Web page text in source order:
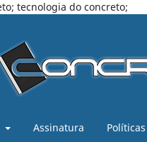
tecnologia do concreto;
Assinatura